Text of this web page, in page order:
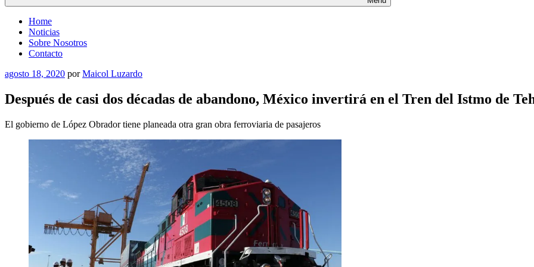
Home
Noticias
Sobre Nosotros
Contacto
Publicado
agosto 18, 2020 porMaicol Luzardo
Después de casi dos décadas de abandono, México invertirá en el Tren del Istmo de
El gobierno de López Obrador tiene planeada otra gran obra ferroviaria de pasajeros